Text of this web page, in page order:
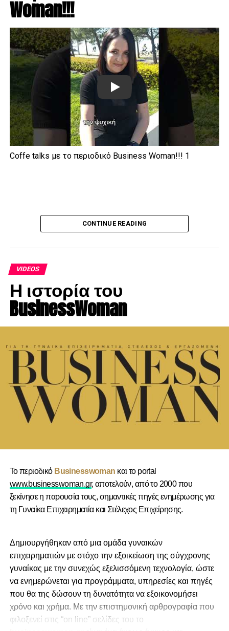
Woman!!!
Play
Coffe talks με το περιοδικό Business Woman!!! 1
CONTINUE READING
VIDEOS
Η ιστορία του
BusinessWoman
Το περιοδικό Businesswoman και το portal
www.businesswoman.gr, αποτελούν, από το 2000 που
ξεκίνησε η παρουσία τους, σημαντικές πηγές ενημέρωσης για
τη Γυναίκα Επιχειρηματία και Στέλεχος Επιχείρησης.
Δημιουργήθηκαν από μια ομάδα γυναικών
επιχειρηματιών με στόχο την εξοικείωση της σύγχρονης
γυναίκας με την συνεχώς εξελισσόμενη τεχνολογία, ώστε
να ενημερώνεται για προγράμματα, υπηρεσίες και πηγές
που θα της δώσουν τη δυνατότητα να εξοικονομήσει
χρόνο και χρήμα. Με την επιστημονική αρθρογραφία που
φιλοξενεί στις “on line” σελίδες του το